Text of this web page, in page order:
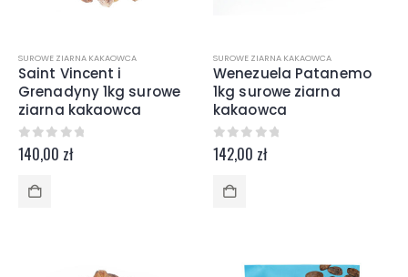
SUROWE ZIARNA KAKAOWCA
Saint Vincent i
Grenadyny 1kg surowe
ziarna kakaowca
0z 5
140,00 zł
SUROWE ZIARNA KAKAOWCA
Wenezuela Patanemo
1kg surowe ziarna
kakaowca
0z 5
142,00 zł